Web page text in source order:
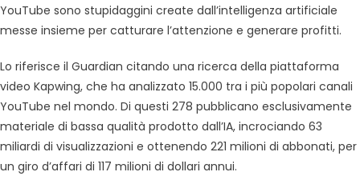
YouTube sono stupidaggini create dall’intelligenza artificiale
messe insieme per catturare l’attenzione e generare profitti.
Lo riferisce il Guardian citando una ricerca della piattaforma
video Kapwing, che ha analizzato 15.000 tra i più popolari canali
YouTube nel mondo. Di questi 278 pubblicano esclusivamente
materiale di bassa qualità prodotto dall’IA, incrociando 63
miliardi di visualizzazioni e ottenendo 221 milioni di abbonati, per
un giro d’affari di 117 milioni di dollari annui.